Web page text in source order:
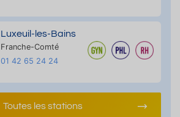
Luxeuil-les-Bains
Franche-Comté
01 42 65 24 24
Toutes les stations